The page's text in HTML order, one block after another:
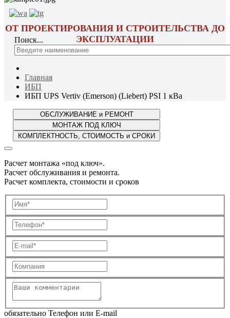
ОТ ПРОЕКТИРОВАНИЯ И СТРОИТЕЛЬСТВА ДО
ЭКСПЛУАТАЦИИ
Поиск...
Главная
ИБП
ИБП UPS Vertiv (Emerson) (Liebert) PSI 1 кВа
Расчет монтажа «под ключ».
Расчет обслуживания и ремонта.
Расчет комплекта, стоимости и сроков
обязательно Телефон или E-mail